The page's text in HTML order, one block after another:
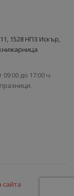
1528 НПЗ Искър,
до 17:00 ч.
сайта